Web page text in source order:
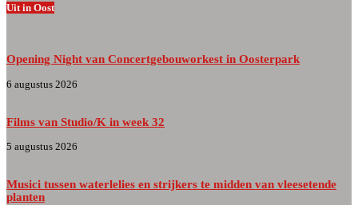
Uit in Oost
Opening Night van Concertgebouworkest in Oosterpark
6 augustus 2026
Films van Studio/K in week 32
5 augustus 2026
Musici tussen waterlelies en strijkers te midden van vleesetende
planten